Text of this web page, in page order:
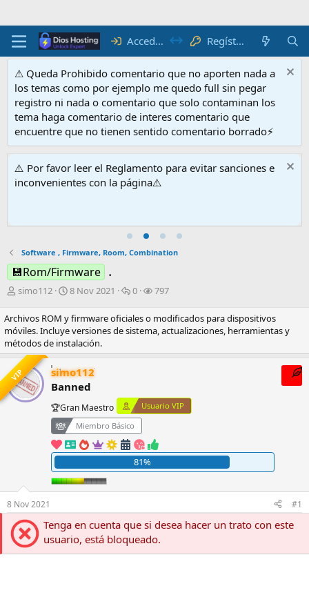
Acceder Regístrate
⚠ Queda Prohibido comentario que no aporten nada a
los temas como por ejemplo me quedo full sin pegar
registro ni nada o comentario que solo contaminan los
tema haga comentario de interes comentario que
encuentre que no tienen sentido comentario borrado⚡
⚠️ Por favor leer el Reglamento para evitar sanciones e
inconvenientes con la página⚠️
Software , Firmware, Room, Combination
💾Rom/Firmware .
I
i
c
i
a
d
o
r
d
simo112
F
c
h
a
d
i
n
c
i
o
8 Nov 2021
R
s
p
e
s
0
V
s
i
a
797
Archivos ROM y firmware oficiales o modificados para dispositivos
móviles. Incluye versiones de sistema, actualizaciones, herramientas y
métodos de instalación.
VIP
simo112
Banned
🏆Gran Maestro
Usuario VIP
Miembro Básico
81%
8 Nov 2021 #1
Tenga en cuenta que si desea hacer un trato con este
usuario, está bloqueado.